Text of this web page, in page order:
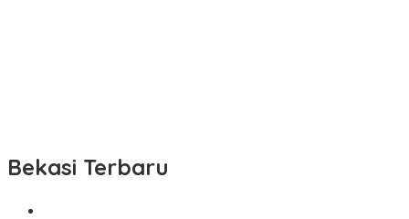
Bekasi Terbaru